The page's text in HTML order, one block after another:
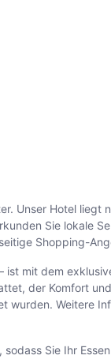
Unser Hotel liegt
Sie lokale
Shopping-
mit dem
der Komfort
wurden. Weitere
Sie Ihr